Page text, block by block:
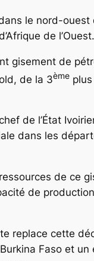
le nord-ouest
de l’Ouest.
gisement de
de la 3ème
de l’État
dans les
de ce
de
replace cette
Faso et un